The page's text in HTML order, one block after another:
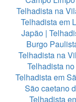
Telhadista na
Telhadista em
Japão|
Burgo
Telhadista na
Telhadista
Telhadista em
São caetano
Telhadista